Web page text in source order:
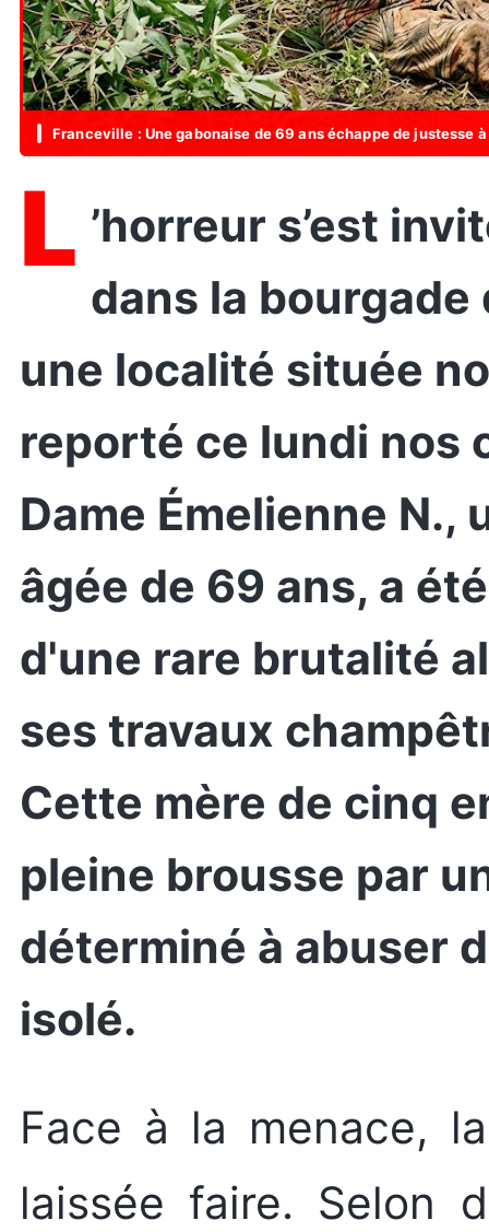
Franceville : Une gabonaise de 69 ans échappe de justesse
L ’horreur s’est invitée il y a quelques jours
dans la
une localité située
reporté ce lundi nos
Dame Émelienne
âgée de 69 ans, a
d'une rare brutalité
ses travaux
Cette mère de cinq
pleine brousse par
déterminé à abuser
isolé.
Face à la menace, la sexagénaire ne s’est pas
laissée faire. Selon